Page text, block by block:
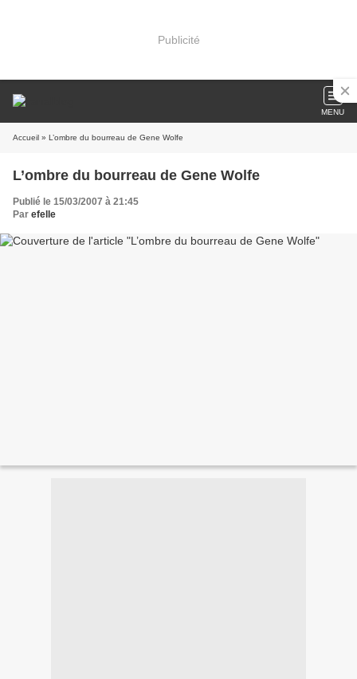
Publicité
MENU
Accueil » L’ombre du bourreau de Gene Wolfe
L’ombre du bourreau de Gene Wolfe
Publié le 15/03/2007 à 21:45
Par efelle